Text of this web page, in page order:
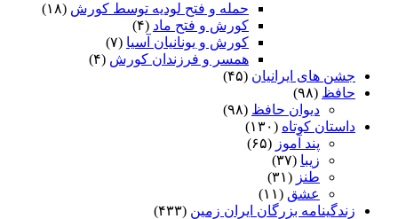
حمله و فتح لودیه توسط کورش (۱۸)
کورش و فتح ماد (۴)
کورش و یونانیان آسیا (۷)
همسر و فرزندان کورش (۴)
جشن های ایرانیان (۴۵)
حافظ (۹۸)
دیوان حافظ (۹۸)
داستان کوتاه (۱۳۰)
پند آموز (۶۵)
زیبا (۳۷)
طنز (۳۱)
عشق (۱۱)
زندگینامه بزرگان ایران زمین (۴۳۳)